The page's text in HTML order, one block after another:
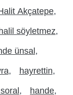
Akçatepe
söyletmez
ünsal
hayrettin
hande